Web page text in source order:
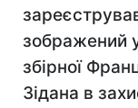
зображений
збірної
Зідана в